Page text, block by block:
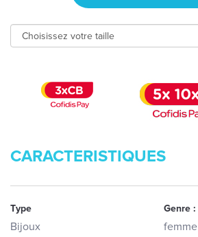
CARACTERISTIQUES
Type
Bijoux
Genre :
femme